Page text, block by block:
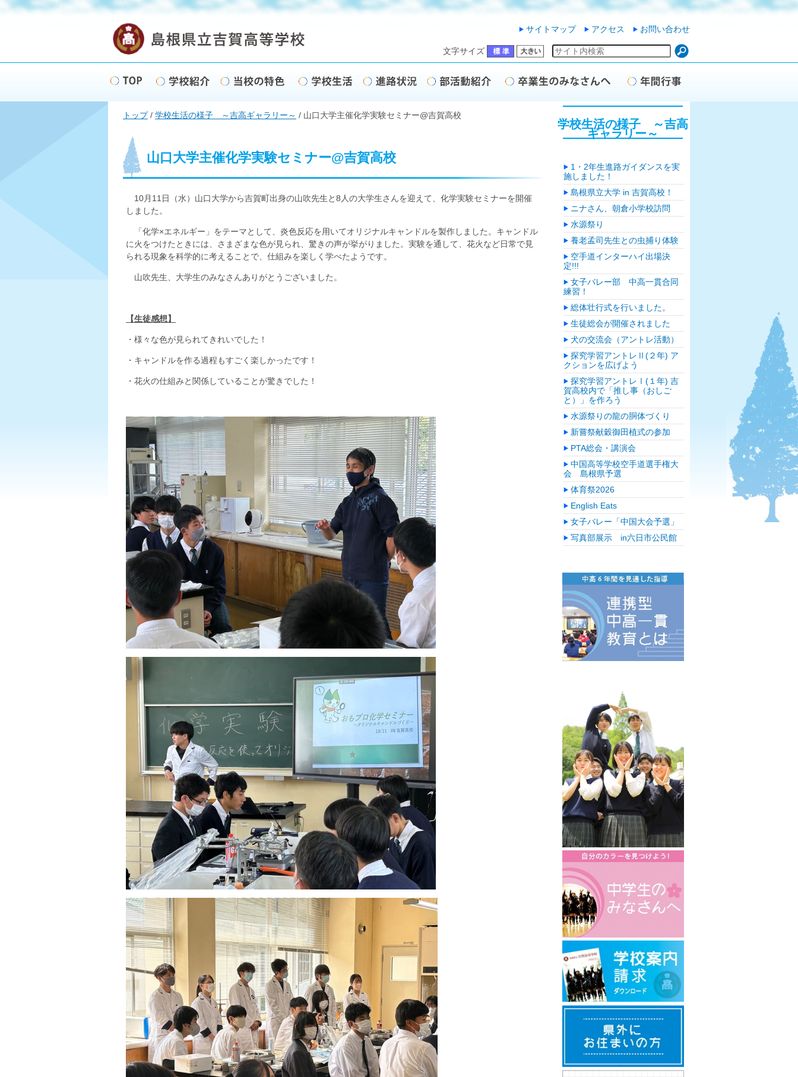
このページの本文へ
サイトマップ アクセス お問い合わせ
文字サイズ
現
位
置：
トップ/ 学校生活の様子 ～吉高ギャラリー～ / 山口大学主催化学実験セミナー@吉賀高校
山口大学主催化学実験セミナー@吉賀高校
10月11日（水）山口大学から吉賀町出身の山吹先生と8人の大学生さんを迎えて、化学実験セミナーを開催
しました。
「化学×エネルギー」をテーマとして、炎色反応を用いてオリジナルキャンドルを製作しました。キャンドル
に火をつけたときには、さまざまな色が見られ、驚きの声が挙がりました。実験を通して、花火など日常で見
られる現象を科学的に考えることで、仕組みを楽しく学べたようです。
山吹先生、大学生のみなさんありがとうございました。
【生徒感想】
・様々な色が見られてきれいでした！
・キャンドルを作る過程もすごく楽しかったです！
・花火の仕組みと関係していることが驚きでした！
学校生活の様子 ～吉高
ギャラリー～
1・2年生進路ガイダンスを実
施しました！
島根県立大学 in 吉賀高校！
ニナさん、朝倉小学校訪問
水源祭り
養老孟司先生との虫捕り体験
空手道インターハイ出場決
定!!!
女子バレー部 中高一貫合同
練習！
総体壮行式を行いました。
生徒総会が開催されました
犬の交流会（アントレ活動）
探究学習アントレⅡ(２年) ア
クションを広げよう
探究学習アントレⅠ(１年) 吉
賀高校内で「推し事（おしご
と）」を作ろう
水源祭りの龍の胴体づくり
新嘗祭献穀御田植式の参加
PTA総会・講演会
中国高等学校空手道選手権大
会 島根県予選
体育祭2026
English Eats
女子バレー「中国大会予選」
写真部展示 in六日市公民館